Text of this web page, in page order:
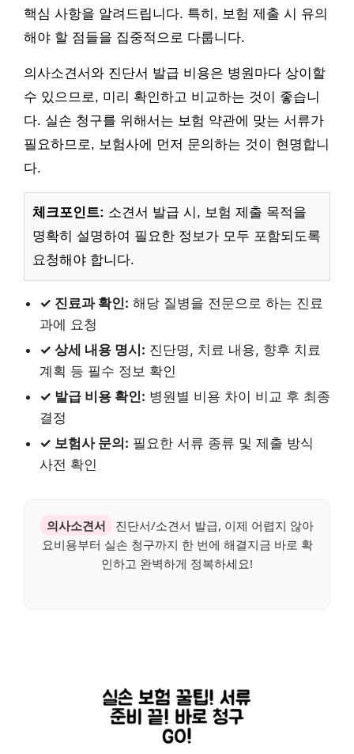
핵심 사항을 알려드립니다. 특히, 보험 제출 시 유의
해야 할 점들을 집중적으로 다룹니다.
의사소견서와 진단서 발급 비용은 병원마다 상이할
수 있으므로, 미리 확인하고 비교하는 것이 좋습니
다. 실손 청구를 위해서는 보험 약관에 맞는 서류가
필요하므로, 보험사에 먼저 문의하는 것이 현명합니
다.
체크포인트: 소견서 발급 시, 보험 제출 목적을
명확히 설명하여 필요한 정보가 모두 포함되도록
요청해야 합니다.
✓ 진료과 확인: 해당 질병을 전문으로 하는 진료
과에 요청
✓ 상세 내용 명시: 진단명, 치료 내용, 향후 치료
계획 등 필수 정보 확인
✓ 발급 비용 확인: 병원별 비용 차이 비교 후 최종
결정
✓ 보험사 문의: 필요한 서류 종류 및 제출 방식
사전 확인
의사소견서
진단서/소견서 발급, 이제 어렵지 않아
요비용부터 실손 청구까지 한 번에 해결지금 바로 확
인하고 완벽하게 정복하세요!